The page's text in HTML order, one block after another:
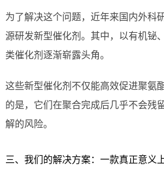
为了解决这个问题，近年来国内外科
源研发新型催化剂。其中，以有机铋
类催化剂逐渐崭露头角。
这些新型催化剂不仅能高效促进聚氨
的是，它们在聚合完成后几乎不会残
解的风险。
三、我们的解决方案：一款真正意义